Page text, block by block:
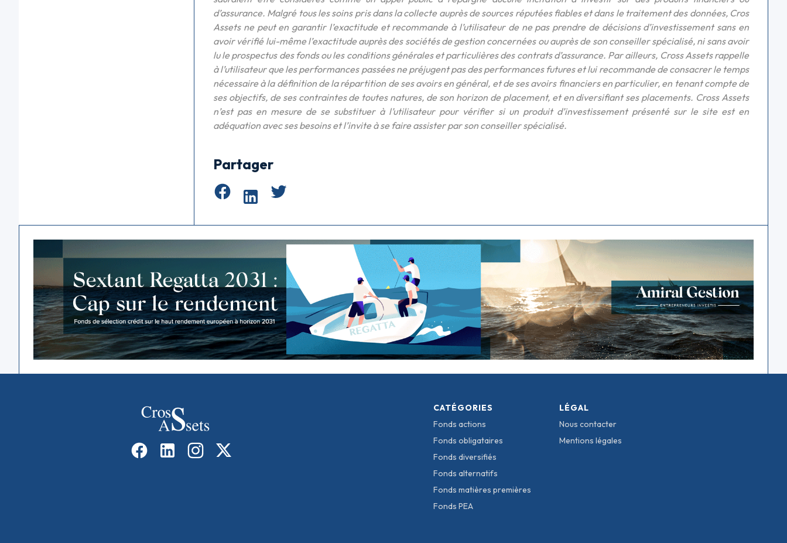
d’assurance. Malgré tous les soins pris dans la collecte auprès de sources réputées fiables et dans le traitement des données, Cros
Assets ne peut en garantir l’exactitude et recommande à l’utilisateur de ne pas prendre de décisions d’investissement sans en
avoir vérifié lui-même l’exactitude auprès des sociétés de gestion concernées ou auprès de son conseiller spécialisé, ni sans avoir
lu le prospectus des fonds ou les conditions générales et particulières des contrats d’assurance. Par ailleurs, Cross Assets rappelle
à l’utilisateur que les performances passées ne préjugent pas des performances futures et lui recommande de consacrer le temps
nécessaire à la définition de la répartition de ses avoirs en général, et de ses avoirs financiers en particulier, en tenant compte de
ses objectifs, de ses contraintes de toutes natures, de son horizon de placement, et en diversifiant ses placements. Cross Assets
n’est pas en mesure de se substituer à l’utilisateur pour vérifier si un produit d’investissement présenté sur le site est en
adéquation avec ses besoins et l’invite à se faire assister par son conseiller spécialisé.
Partager
CATÉGORIES
Fonds actions
Fonds obligataires
Fonds diversifiés
Fonds alternatifs
Fonds matières premières
Fonds PEA
LÉGAL
Nous contacter
Mentions légales